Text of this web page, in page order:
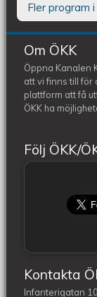
Fler program
Om ÖKK
Öppna Kanalen
att vi finns till för
plattform att få
ÖKK ha
Följ ÖKK/
Kontakta
Infanterigatan 10